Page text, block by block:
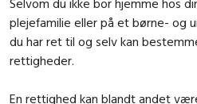
plejefamilie eller på et børne- og
du har ret til og selv kan
rettigheder.
En rettighed kan blandt andet